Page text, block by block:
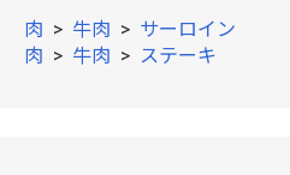
肉 > 牛肉 > サーロイン
肉 > 牛肉 > ステーキ